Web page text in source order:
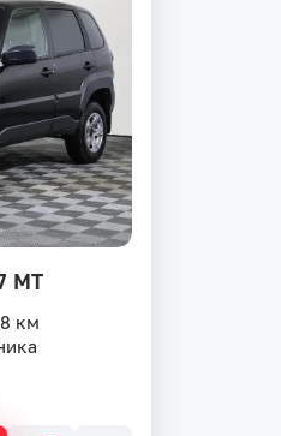
MT
км